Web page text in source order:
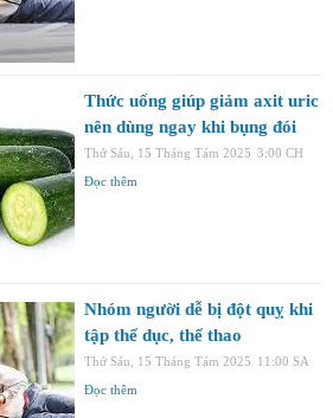
Thức uống giúp giảm axit uric
nên dùng ngay khi bụng đói
Thứ Sáu, 15 Tháng Tám 2025 3:00 CH
Đọc thêm
Nhóm người dễ bị đột quỵ khi
tập thể dục, thể thao
Thứ Sáu, 15 Tháng Tám 2025 11:00 SA
Đọc thêm